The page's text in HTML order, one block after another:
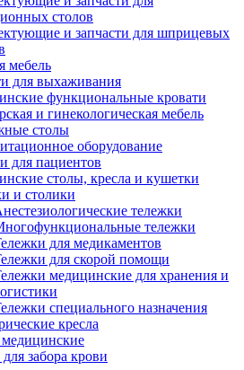
столов
и запчасти для шприцевых
мебель
для выхаживания
функциональные кровати
и гинекологическая мебель
столы
оборудование
для пациентов
столы, кресла и кушетки
и столики
тележки
тележки
для медикаментов
для скорой помощи
медицинские для хранения и
специального назначения
кресла
забора крови